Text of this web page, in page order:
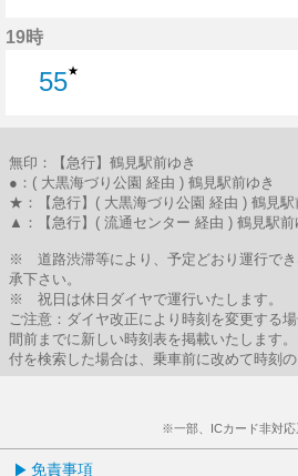
19時
55★
無印：【急行】鶴見駅前ゆき
●：( 大黒海づり公園 経由 ) 鶴見駅前ゆき
★：【急行】( 大黒海づり公園 経由 ) 鶴見駅
▲：【急行】( 流通センター 経由 ) 鶴見駅前
※ 道路渋滞等により、予定どおり運行でき
承下さい。
※ 祝日は休日ダイヤで運行いたします。
ご注意：ダイヤ改正により時刻を変更する
間前までに新しい時刻表を掲載いたします
付を検索した場合は、乗車前に改めて時刻
※一部、ICカード非対応
免責事項